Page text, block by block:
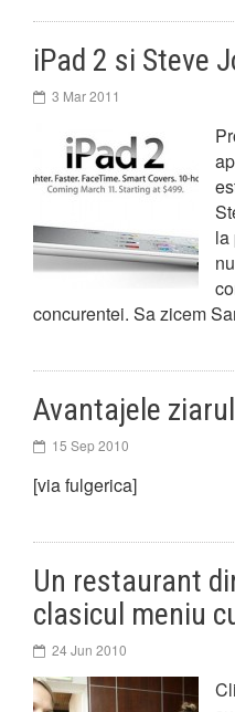
iPad 2 si Steve
3 Mar 2011
la
concurentei. Sa zicem
Avantajele
15 Sep 2010
[via fulgerica]
Un restaurant
clasicul meniu
24 Jun 2010